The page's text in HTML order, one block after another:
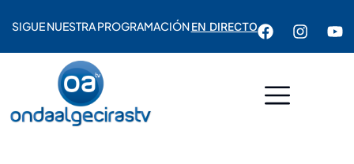
SIGUE NUESTRA PROGRAMACIÓNEN DIRECTO